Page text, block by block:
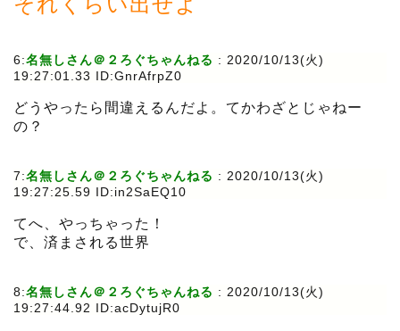
6:名無しさん＠２ろぐちゃんねる : 2020/10/13(火)
19:27:01.33 ID:GnrAfrpZ0
どうやったら間違えるんだよ。てかわざとじゃねー
の？
7:名無しさん＠２ろぐちゃんねる : 2020/10/13(火)
19:27:25.59 ID:in2SaEQ10
てへ、やっちゃった！
で、済まされる世界
8:名無しさん＠２ろぐちゃんねる : 2020/10/13(火)
19:27:44.92 ID:acDytujR0